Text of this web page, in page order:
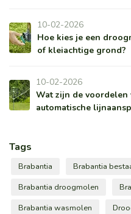
10-02-2026
Hoe kies je een
of kleiachtige grond?
10-02-2026
Wat zijn de
automatische
Tags
Brabantia Brabantia
Brabantia droogmolen
Brabantia wasmolen